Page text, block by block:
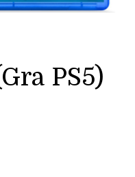
PS5)